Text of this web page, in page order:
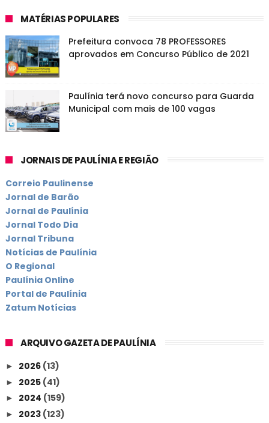
MATÉRIAS POPULARES
Prefeitura convoca 78 PROFESSORES
aprovados em Concurso Público de 2021
Paulínia terá novo concurso para Guarda
Municipal com mais de 100 vagas
JORNAIS DE PAULÍNIA E REGIÃO
Correio Paulinense
Jornal de Barão
Jornal de Paulínia
Jornal Todo Dia
Jornal Tribuna
Notícias de Paulínia
O Regional
Paulínia Online
Portal de Paulínia
Zatum Notícias
ARQUIVO GAZETA DE PAULÍNIA
► 2026 (13)
► 2025 (41)
► 2024 (159)
► 2023 (123)